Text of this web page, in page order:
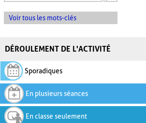
Voir tous les mots-clés
DÉROULEMENT DE L'ACTIVITÉ
Sporadiques
En plusieurs séances
En classe seulement